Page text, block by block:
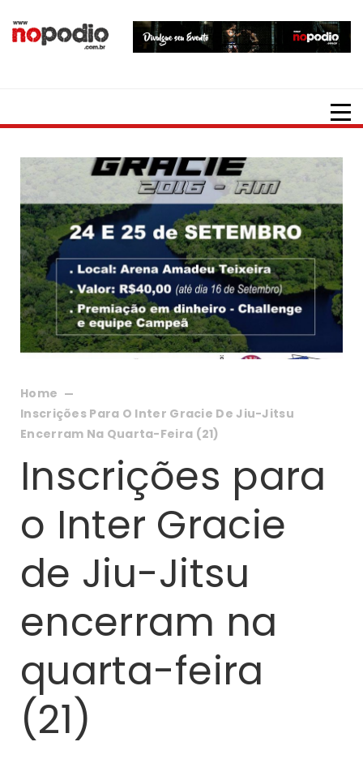
Home
Inscrições Para O Inter Gracie De Jiu-Jitsu
Encerram Na Quarta-Feira (21)
Inscrições para
o Inter Gracie
de Jiu-Jitsu
encerram na
quarta-feira
(21)